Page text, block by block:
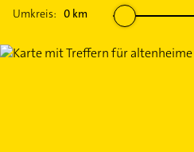
Umkreis: 0 km